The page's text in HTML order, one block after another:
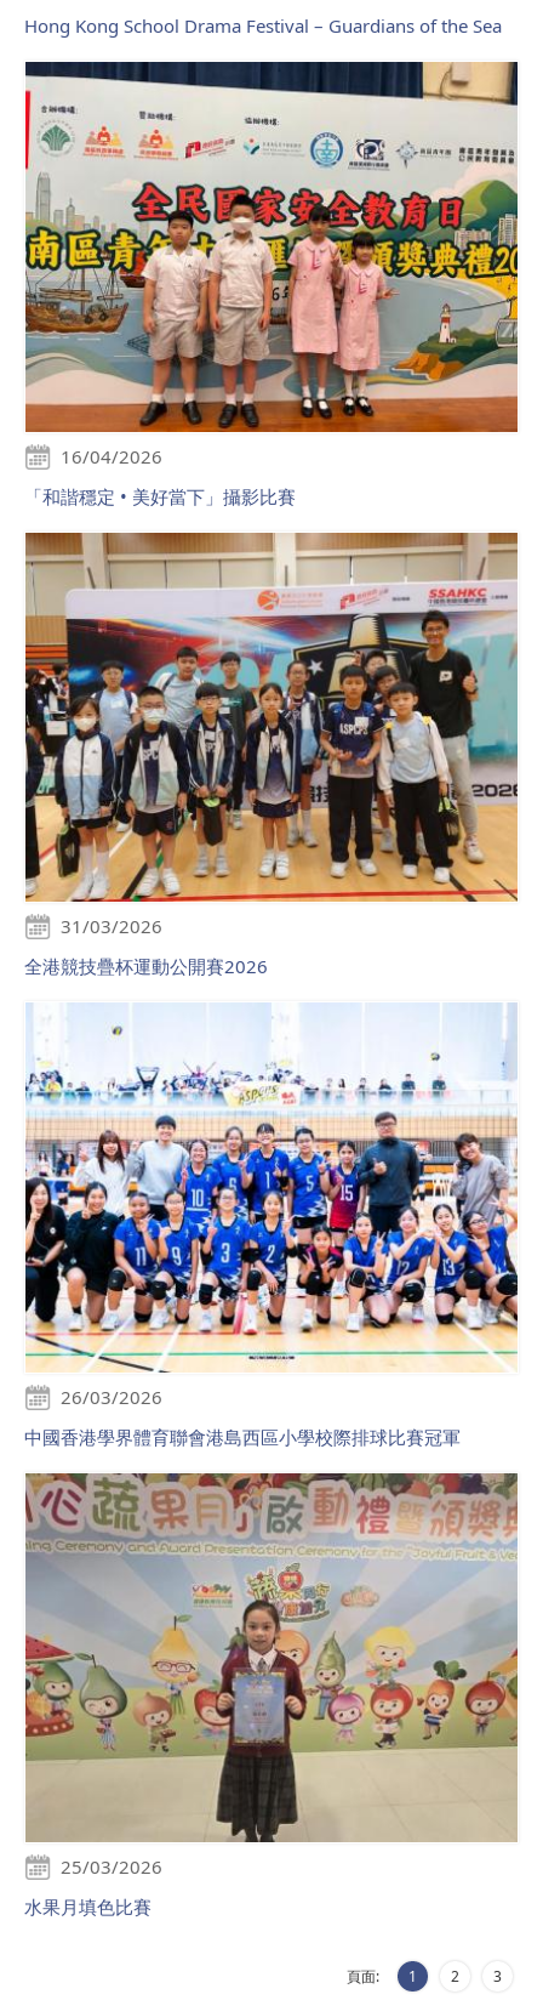
Hong Kong School Drama Festival – Guardians of the Sea
16/04/2026
「和諧穩定 • 美好當下」攝影比賽
31/03/2026
全港競技疊杯運動公開賽2026
26/03/2026
中國香港學界體育聯會港島西區小學校際排球比賽冠軍
25/03/2026
水果月填色比賽
頁面: 1 2 3